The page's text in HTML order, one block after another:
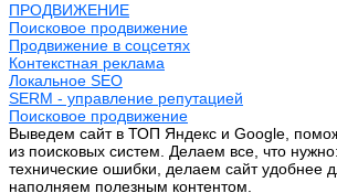
ПРОДВИЖЕНИЕ
Поисковое продвижение
Продвижение в соцсетях
Контекстная реклама
Локальное SEO
SERM - управление репутацией
Поисковое продвижение
Выведем сайт в ТОП Яндекс и Google,
из поисковых систем. Делаем все, что
технические ошибки, делаем сайт удобнее
наполняем полезным контентом.